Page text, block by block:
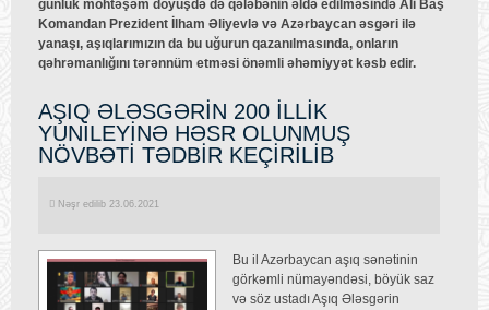
günlük möhtəşəm döyüşdə də qələbənin əldə edilməsində Ali Baş
Komandan Prezident İlham Əliyevlə və Azərbaycan əsgəri ilə
yanaşı, aşıqlarımızın da bu uğurun qazanılmasında, onların
qəhrəmanlığını tərənnüm etməsi önəmli əhəmiyyət kəsb edir.
AŞIQ ƏLƏSGƏRİN 200 İLLİK
YUNİLEYİNƏ HƏSR OLUNMUŞ
NÖVBƏTİ TƏDBİR KEÇİRİLİB
Nəşr edilib 23.06.2021
Bu il Azərbaycan aşıq sənətinin
görkəmli nümayəndəsi, böyük saz
və söz ustadı Aşıq Ələsgərin